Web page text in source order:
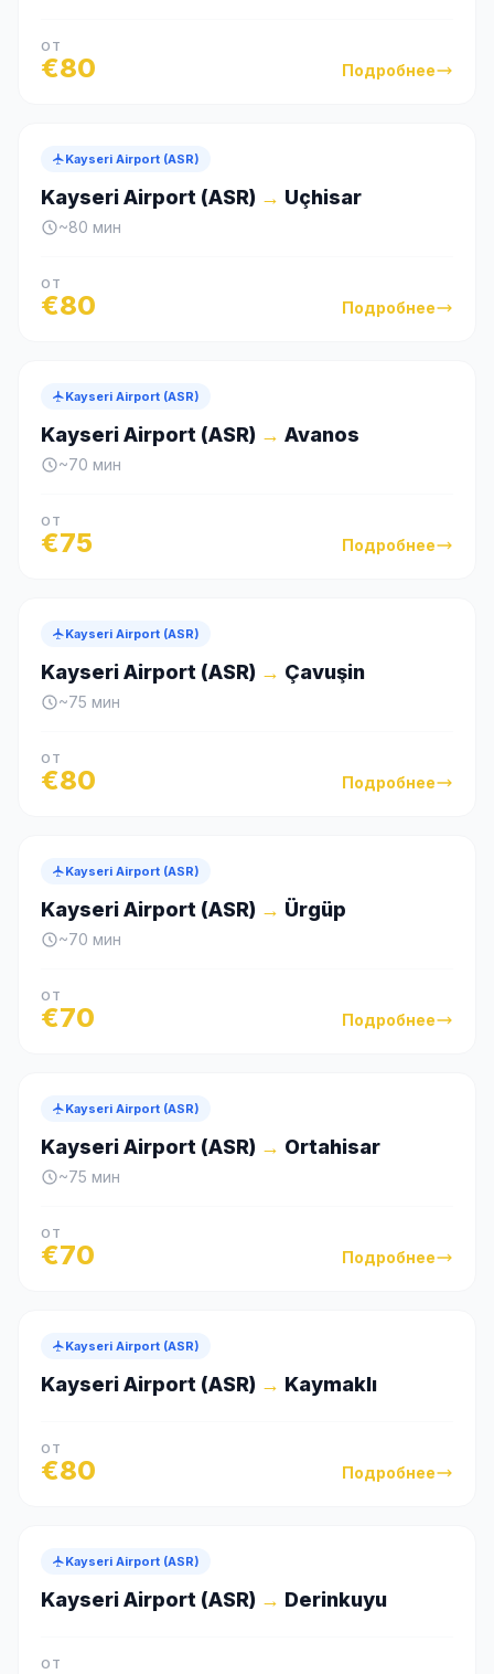
ОТ
€80 Подробнее
Kayseri Airport (ASR)
Kayseri Airport (ASR) → Uçhisar
~80 мин
ОТ
€80 Подробнее
Kayseri Airport (ASR)
Kayseri Airport (ASR) → Avanos
~70 мин
ОТ
€75 Подробнее
Kayseri Airport (ASR)
Kayseri Airport (ASR) → Çavuşin
~75 мин
ОТ
€80 Подробнее
Kayseri Airport (ASR)
Kayseri Airport (ASR) → Ürgüp
~70 мин
ОТ
€70 Подробнее
Kayseri Airport (ASR)
Kayseri Airport (ASR) → Ortahisar
~75 мин
ОТ
€70 Подробнее
Kayseri Airport (ASR)
Kayseri Airport (ASR) → Kaymaklı
ОТ
€80 Подробнее
Kayseri Airport (ASR)
Kayseri Airport (ASR) → Derinkuyu
ОТ